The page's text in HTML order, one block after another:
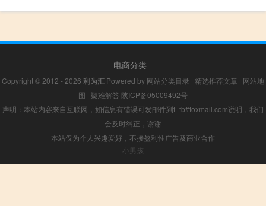
电商分类
Copyright © 2012 - 2026 利为汇 Powered by 网站分类目录 | 精选推荐文章 | 网站地
图 | 疑难解答 陕ICP备05009492号
声明：本站内容来自互联网，如信息有错误可发邮件到f_fb#foxmail.com说明，我们
会及时纠正，谢谢
本站仅为个人兴趣爱好，不接盈利性广告及商业合作
小男孩